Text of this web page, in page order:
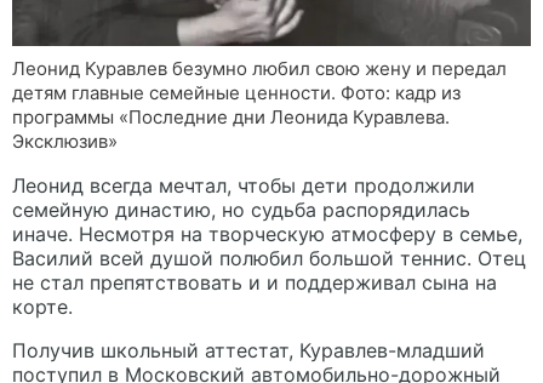
Леонид Куравлев безумно любил свою жену и передал
детям главные семейные ценности. Фото: кадр из
программы «Последние дни Леонида Куравлева.
Эксклюзив»
Леонид всегда мечтал, чтобы дети продолжили
семейную династию, но судьба распорядилась
иначе. Несмотря на творческую атмосферу в семье,
Василий всей душой полюбил большой теннис. Отец
не стал препятствовать и и поддерживал сына на
корте.
Получив школьный аттестат, Куравлев-младший
поступил в Московский автомобильно-дорожный